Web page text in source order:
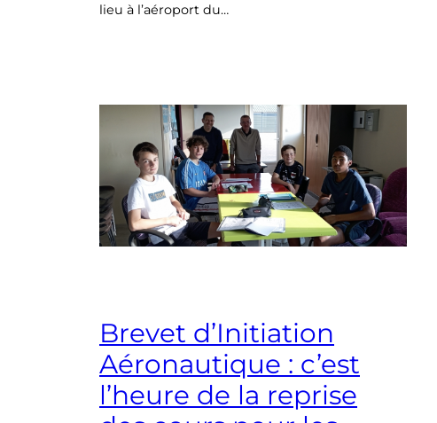
lieu à l’aéroport du…
Brevet d’Initiation
Aéronautique : c’est
l’heure de la reprise